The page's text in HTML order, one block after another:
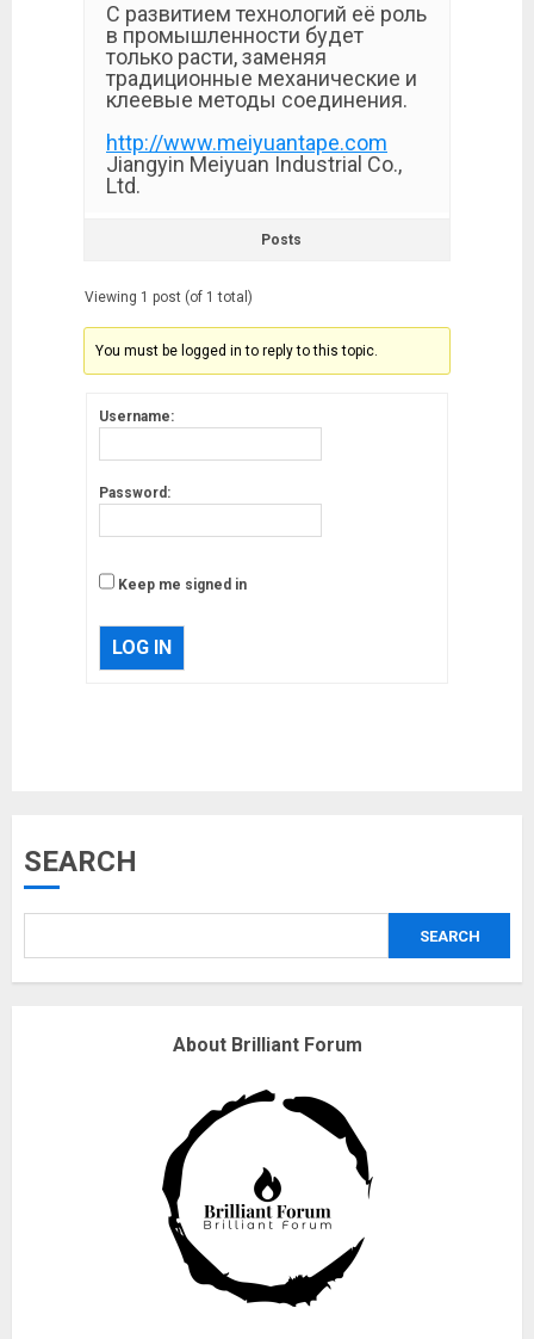
С развитием технологий её роль
в промышленности будет
только расти, заменяя
традиционные механические и
клеевые методы соединения.
http://www.meiyuantape.com
Jiangyin Meiyuan Industrial Co.,
Ltd.
Posts
Viewing 1 post (of 1 total)
You must be logged in to reply to this topic.
Username:
Password:
Keep me signed in
LOG IN
SEARCH
SEARCH
About Brilliant Forum
Why are QAnon believers
18/07/2018
Fisherman swap petrol motors
for electric engines
18/07/2018